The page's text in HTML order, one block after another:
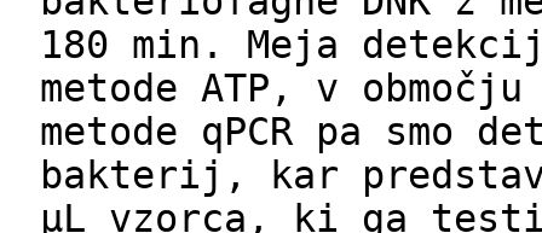
180 min. Meja
metode ATP, v
metode qPCR pa smo
bakterij, kar
µL vzorca, ki ga